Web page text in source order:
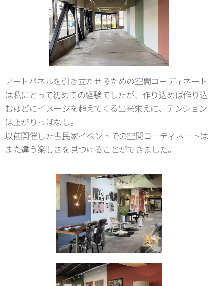
アートパネルを引き立たせるための空間コーディネート
は私にとって初めての経験でしたが、作り込めば作り込
むほどにイメージを超えてくる出来栄えに、テンション
は上がりっぱなし。
以前開催した古民家イベントでの空間コーディネートは
また違う楽しさを見つけることができました。